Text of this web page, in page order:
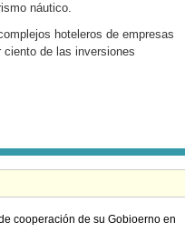
náutico.
hoteleros de empresas
de las inversiones
cooperación de su Gobioerno en